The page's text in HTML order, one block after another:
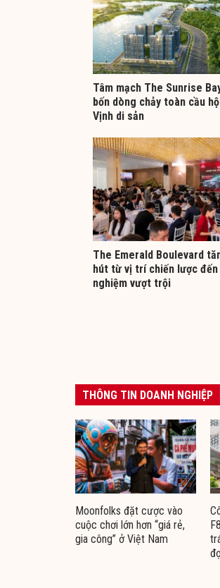
Tâm mạch The Sunrise
bốn dòng chảy toàn cầu
Vịnh di sản
The Emerald Boulevard
hút từ vị trí chiến lược
nghiệm vượt trội
THÔNG TIN DOANH NGHIỆP
Moonfolks đặt cược vào
cuộc chơi lớn hơn “giá rẻ,
gia công” ở Việt Nam